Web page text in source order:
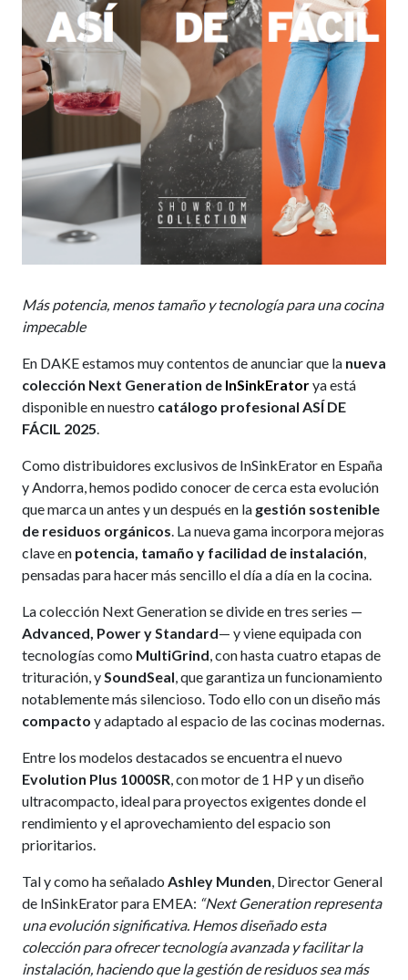
Más potencia, menos tamaño y tecnología para una cocina
impecable
En DAKE estamos muy contentos de anunciar que la nueva
colección Next Generation de InSinkEratorya está
disponible en nuestro catálogo profesional ASÍ DE
FÁCIL 2025.
Como distribuidores exclusivos de InSinkErator en España
y Andorra, hemos podido conocer de cerca esta evolución
que marca un antes y un después en la gestión sostenible
de residuos orgánicos. La nueva gama incorpora mejoras
clave en potencia, tamaño y facilidad de instalación,
pensadas para hacer más sencillo el día a día en la cocina.
La colección Next Generation se divide en tres series —
Advanced, Power y Standard— y viene equipada con
tecnologías como MultiGrind, con hasta cuatro etapas de
trituración, ySoundSeal, que garantiza un funcionamiento
notablemente más silencioso. Todo ello con un diseño más
compacto y adaptado al espacio de las cocinas modernas.
Entre los modelos destacados se encuentra el nuevo
Evolution Plus 1000SR, con motor de 1 HP y un diseño
ultracompacto, ideal para proyectos exigentes donde el
rendimiento y el aprovechamiento del espacio son
prioritarios.
Tal y como ha señalado Ashley Munden, Director General
de InSinkErator para EMEA: “Next Generation representa
una evolución significativa. Hemos diseñado esta
colección para ofrecer tecnología avanzada y facilitar la
instalación, haciendo que la gestión de residuos sea más